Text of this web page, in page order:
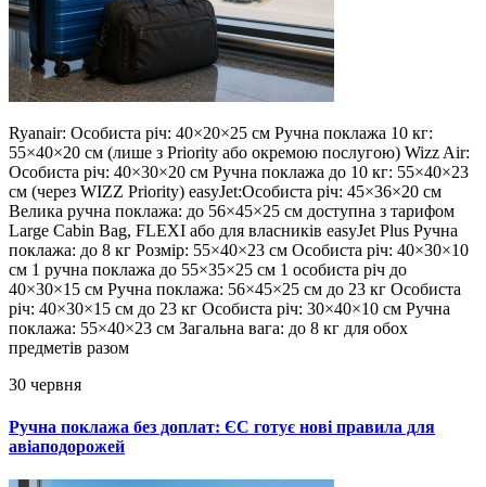
Ryanair: Особиста річ: 40×20×25 см Ручна поклажа 10 кг:
55×40×20 см (лише з Priority або окремою послугою) Wizz Air:
Особиста річ: 40×30×20 см Ручна поклажа до 10 кг: 55×40×23
см (через WIZZ Priority) easyJet:Особиста річ: 45×36×20 см
Велика ручна поклажа: до 56×45×25 см доступна з тарифом
Large Cabin Bag, FLEXI або для власників easyJet Plus Ручна
поклажа: до 8 кг Розмір: 55×40×23 см Особиста річ: 40×30×10
см 1 ручна поклажа до 55×35×25 см 1 особиста річ до
40×30×15 см Ручна поклажа: 56×45×25 см до 23 кг Особиста
річ: 40×30×15 см до 23 кг Особиста річ: 30×40×10 см Ручна
поклажа: 55×40×23 см Загальна вага: до 8 кг для обох
предметів разом
30 червня
Ручна поклажа без доплат: ЄС готує нові правила для
авіаподорожей